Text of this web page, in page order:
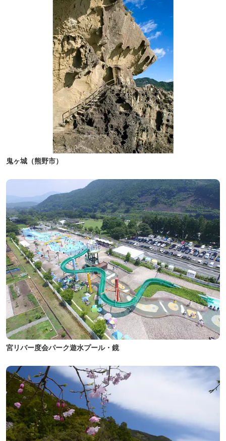
鬼ヶ城（熊野市）
宮リバー度会パーク遊水プール・鏡